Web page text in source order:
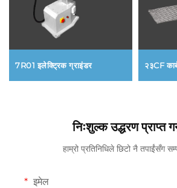
7R01 इलेक्ट्रिक ग्राइंडर २३CF
निःशुल्क उद्धरण प्राप्त
हाम्रो प्रतिनिधिले छिटो नै तपाईंसँग
इमेल